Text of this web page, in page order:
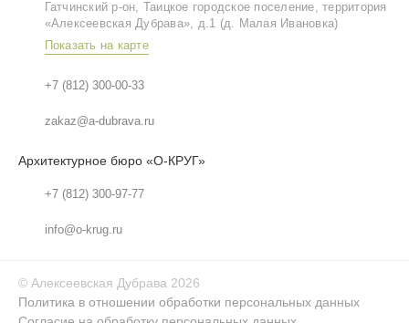
Гатчинский р‑он, Таицкое городское поселение, территория
«Алексеевская Дубрава», д.1 (д. Малая Ивановка)
Показать на карте
+7 (812) 300-00-33
zakaz@a-dubrava.ru
Архитектурное бюро «О-КРУГ»
+7 (812) 300-97-77
info@o-krug.ru
© Алексеевская Дубрава 2026
Политика в отношении обработки персональных данных